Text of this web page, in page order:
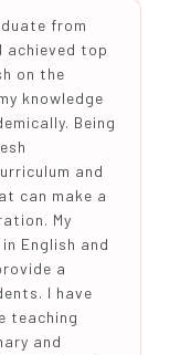
from
achieved top
on the
knowledge
Being
and
can make a
My
English and
a
I have
teaching
and